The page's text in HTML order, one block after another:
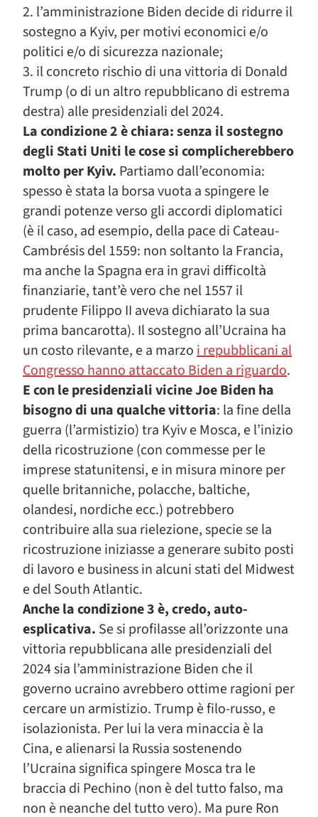
2. l’amministrazione Biden decide di ridurre il
sostegno a Kyiv, per motivi economici e/o
politici e/o di sicurezza nazionale;
3. il concreto rischio di una vittoria di Donald
Trump (o di un altro repubblicano di estrema
destra) alle presidenziali del 2024.
La condizione 2 è chiara: senza il sostegno
degli Stati Uniti le cose si complicherebbero
molto per Kyiv. Partiamo dall’economia:
spesso è stata la borsa vuota a spingere le
grandi potenze verso gli accordi diplomatici
(è il caso, ad esempio, della pace di Cateau-
Cambrésis del 1559: non soltanto la Francia,
ma anche la Spagna era in gravi difficoltà
finanziarie, tant’è vero che nel 1557 il
prudente Filippo II aveva dichiarato la sua
prima bancarotta). Il sostegno all’Ucraina ha
un costo rilevante, e a marzoi repubblicani al
Congresso hanno attaccato Biden a riguardo.
E con le presidenziali vicine Joe Biden ha
bisogno di una qualche vittoria: la fine della
guerra (l’armistizio) tra Kyiv e Mosca, e l’inizio
della ricostruzione (con commesse per le
imprese statunitensi, e in misura minore per
quelle britanniche, polacche, baltiche,
olandesi, nordiche ecc.) potrebbero
contribuire alla sua rielezione, specie se la
ricostruzione iniziasse a generare subito posti
di lavoro e business in alcuni stati del Midwest
e del South Atlantic.
Anche la condizione 3 è, credo, auto-
esplicativa. Se si profilasse all’orizzonte una
vittoria repubblicana alle presidenziali del
2024 sia l’amministrazione Biden che il
governo ucraino avrebbero ottime ragioni per
cercare un armistizio. Trump è filo-russo, e
isolazionista. Per lui la vera minaccia è la
Cina, e alienarsi la Russia sostenendo
l’Ucraina significa spingere Mosca tra le
braccia di Pechino (non è del tutto falso, ma
non è neanche del tutto vero). Ma pure Ron